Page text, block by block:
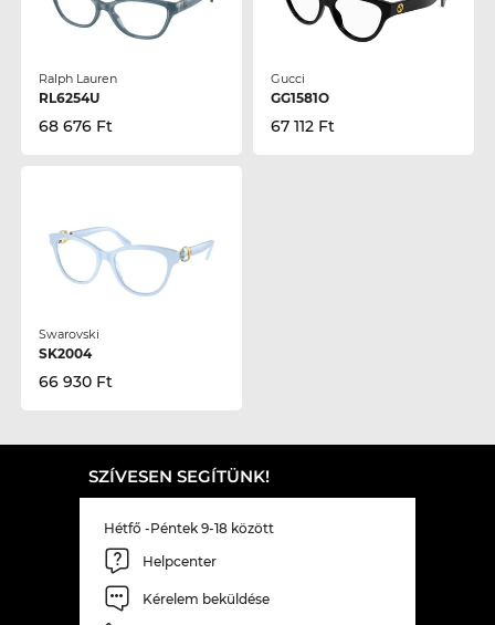
Ralph Lauren
RL6254U
68 676 Ft
Gucci
GG1581O
67 112 Ft
Swarovski
SK2004
66 930 Ft
SZÍVESEN SEGÍTÜNK!
Hétfő -Péntek 9-18 között
Helpcenter
Kérelem beküldése